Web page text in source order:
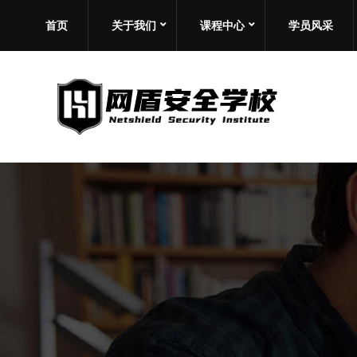
首页 关于我们 课程中心 学员风采